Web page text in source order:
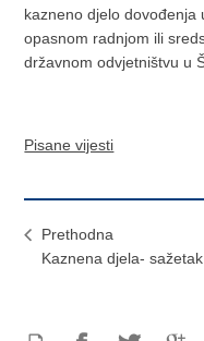
kazneno djelo dovođenja
opasnom radnjom ili
državnom odvjetništvu u
Pisane vijesti
Prethodna
Kaznena djela- sažetak